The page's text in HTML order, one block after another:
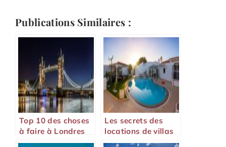
Publications Similaires :
Top 10 des choses
à faire à Londres
en 2022 !
Les secrets des
locations de villas
en Espagne